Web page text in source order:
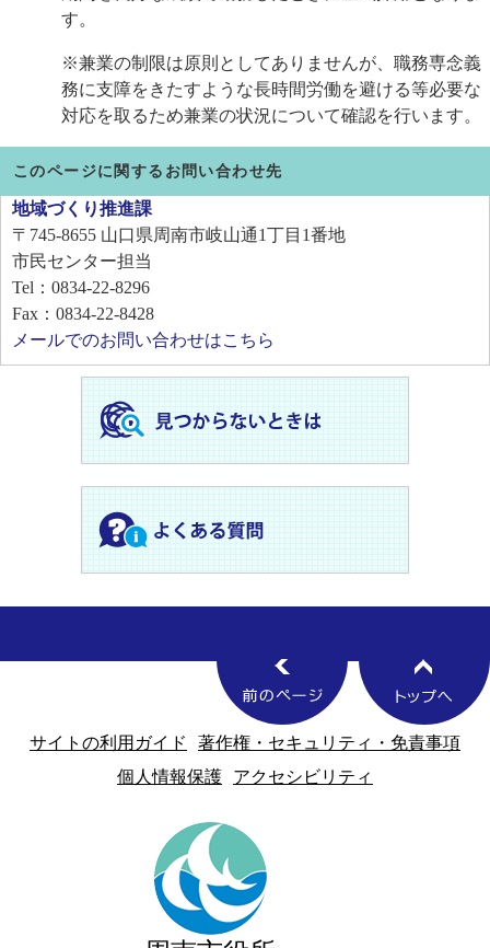
す。
※兼業の制限は原則としてありませんが、職務専念義
務に支障をきたすような長時間労働を避ける等必要な
対応を取るため兼業の状況について確認を行います。
このページに関するお問い合わせ先
地域づくり推進課
〒745-8655 山口県周南市岐山通1丁目1番地
市民センター担当
Tel：0834-22-8296
Fax：0834-22-8428
メールでのお問い合わせはこちら
サイトの利用ガイド
著作権・セキュリティ・免責事項
個人情報保護
アクセシビリティ